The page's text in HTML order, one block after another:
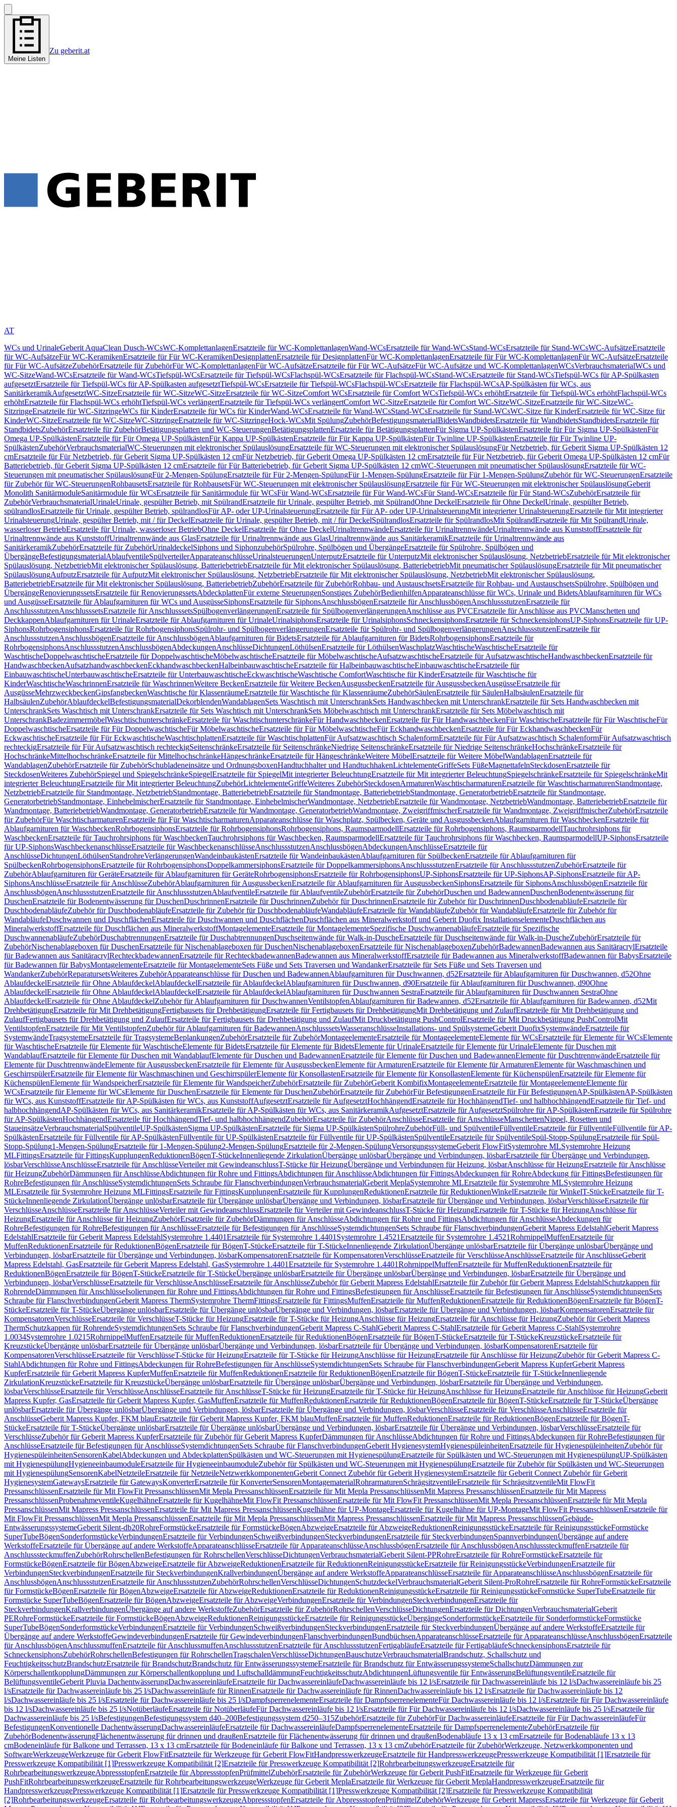
Meine Listen
Zu geberit.at
AT
WCs und UrinaleGeberit AquaClean Dusch-WCsWC-KomplettanlagenErsatzteile für WC-KomplettanlagenWand-WCsErsatzteile für Wand-WCsStand-WCsErsatzteile für Stand-WCsWC-AufsätzeErsatzteile
für WC-AufsätzeFür WC-KeramikenErsatzteile für Für WC-KeramikenDesignplattenErsatzteile für DesignplattenFür WC-KomplettanlagenErsatzteile für Für WC-KomplettanlagenFür WC-AufsätzeErsatzteile
für Für WC-AufsätzeZubehörErsatzteile für ZubehörFür WC-KomplettanlagenFür WC-AufsätzeErsatzteile für Für WC-AufsätzeFür WC-Aufsätze und WC-KomplettanlagenWCsVerbrauchsmaterialWCs und
WC-SitzeWand-WCsErsatzteile für Wand-WCsTiefspül-WCsErsatzteile für Tiefspül-WCsFlachspül-WCsErsatzteile für Flachspül-WCsStand-WCsErsatzteile für Stand-WCsTiefspül-WCs für AP-Spülkasten
aufgesetztErsatzteile für Tiefspül-WCs für AP-Spülkasten aufgesetztTiefspül-WCsErsatzteile für Tiefspül-WCsFlachspül-WCsErsatzteile für Flachspül-WCsAP-Spülkästen für WCs, aus
SanitärkeramikAufgesetztWC-SitzeErsatzteile für WC-SitzeWC-SitzeErsatzteile für WC-SitzeComfort WCsErsatzteile für Comfort WCsTiefspül-WCs erhöhtErsatzteile für Tiefspül-WCs erhöhtFlachspül-WCs
erhöhtErsatzteile für Flachspül-WCs erhöhtTiefspül-WCs verlängertErsatzteile für Tiefspül-WCs verlängertComfort WC-SitzeErsatzteile für Comfort WC-SitzeWC-SitzeErsatzteile für WC-SitzeWC-
SitzringeErsatzteile für WC-SitzringeWCs für KinderErsatzteile für WCs für KinderWand-WCsErsatzteile für Wand-WCsStand-WCsErsatzteile für Stand-WCsWC-Sitze für KinderErsatzteile für WC-Sitze für
KinderWC-SitzeErsatzteile für WC-SitzeWC-SitzringeErsatzteile für WC-SitzringeHock-WCsMit SpülungZubehörBefestigungsmaterialBidetsWandbidetsErsatzteile für WandbidetsStandbidetsErsatzteile für
StandbidetsZubehörErsatzteile für ZubehörBetätigungsplatten und WC-SteuerungenBetätigungsplattenErsatzteile für BetätigungsplattenFür Sigma UP-SpülkästenErsatzteile für Für Sigma UP-SpülkästenFür
Omega UP-SpülkästenErsatzteile für Für Omega UP-SpülkästenFür Kappa UP-SpülkästenErsatzteile für Für Kappa UP-SpülkästenFür Twinline UP-SpülkästenErsatzteile für Für Twinline UP-
SpülkästenZubehörVerbrauchsmaterialWC-Steuerungen mit elektronischer SpülauslösungErsatzteile für WC-Steuerungen mit elektronischer SpülauslösungFür Netzbetrieb, für Geberit Sigma UP-Spülkästen 12
cmErsatzteile für Für Netzbetrieb, für Geberit Sigma UP-Spülkästen 12 cmFür Netzbetrieb, für Geberit Omega UP-Spülkästen 12 cmErsatzteile für Für Netzbetrieb, für Geberit Omega UP-Spülkästen 12 cmFür
Batteriebetrieb, für Geberit Sigma UP-Spülkästen 12 cmErsatzteile für Für Batteriebetrieb, für Geberit Sigma UP-Spülkästen 12 cmWC-Steuerungen mit pneumatischer SpülauslösungErsatzteile für WC-
Steuerungen mit pneumatischer SpülauslösungFür 2-Mengen-SpülungErsatzteile für Für 2-Mengen-SpülungFür 1-Mengen-SpülungErsatzteile für Für 1-Mengen-SpülungZubehör für WC-SteuerungenErsatzteile
für Zubehör für WC-SteuerungenRohbausetsErsatzteile für RohbausetsFür WC-Steuerungen mit elektronischer SpülauslösungErsatzteile für Für WC-Steuerungen mit elektronischer SpülauslösungGeberit
Monolith SanitärmoduleSanitärmodule für WCsErsatzteile für Sanitärmodule für WCsFür Wand-WCsErsatzteile für Für Wand-WCsFür Stand-WCsErsatzteile für Für Stand-WCsZubehörErsatzteile für
ZubehörVerbrauchsmaterialUrinaleUrinale, gespülter Betrieb, mit SpülrandErsatzteile für Urinale, gespülter Betrieb, mit SpülrandOhne DeckelErsatzteile für Ohne DeckelUrinale, gespülter Betrieb,
spülrandlosErsatzteile für Urinale, gespülter Betrieb, spülrandlosFür AP- oder UP-UrinalsteuerungErsatzteile für Für AP- oder UP-UrinalsteuerungMit integrierter UrinalsteuerungErsatzteile für Mit integrierter
UrinalsteuerungUrinale, gespülter Betrieb, mit / für DeckelErsatzteile für Urinale, gespülter Betrieb, mit / für DeckelSpülrandlosErsatzteile für SpülrandlosMit SpülrandErsatzteile für Mit SpülrandUrinale,
wasserloser BetriebErsatzteile für Urinale, wasserloser BetriebOhne DeckelErsatzteile für Ohne DeckelUrinaltrennwändeErsatzteile für UrinaltrennwändeUrinaltrennwände aus KunststoffErsatzteile für
Urinaltrennwände aus KunststoffUrinaltrennwände aus GlasErsatzteile für Urinaltrennwände aus GlasUrinaltrennwände aus SanitärkeramikErsatzteile für Urinaltrennwände aus
SanitärkeramikZubehörErsatzteile für ZubehörUrinaldeckelSiphons und SiphonzubehörSpülrohre, Spülbögen und ÜbergängeErsatzteile für Spülrohre, Spülbögen und
ÜbergängeBefestigungsmaterialAblaufventileSpülverteilerApparateanschlüsseUrinalsteuerungenUnterputzErsatzteile für UnterputzMit elektronischer Spülauslösung, NetzbetriebErsatzteile für Mit elektronischer
Spülauslösung, NetzbetriebMit elektronischer Spülauslösung, BatteriebetriebErsatzteile für Mit elektronischer Spülauslösung, BatteriebetriebMit pneumatischer SpülauslösungErsatzteile für Mit pneumatischer
SpülauslösungAufputzErsatzteile für AufputzMit elektronischer Spülauslösung, NetzbetriebErsatzteile für Mit elektronischer Spülauslösung, NetzbetriebMit elektronischer Spülauslösung,
BatteriebetriebErsatzteile für Mit elektronischer Spülauslösung, BatteriebetriebZubehörErsatzteile für ZubehörRohbau- und AustauschsetsErsatzteile für Rohbau- und AustauschsetsSpülrohre, Spülbögen und
ÜbergängeRenovierungssetsErsatzteile für RenovierungssetsAbdeckplattenFür externe SteuerungenSonstiges ZubehörBedienhilfenApparateanschlüsse für WCs, Urinale und BidetsAblaufgarnituren für WCs
und AusgüsseErsatzteile für Ablaufgarnituren für WCs und AusgüsseSiphonsErsatzteile für SiphonsAnschlussbögenErsatzteile für AnschlussbögenAnschlussstutzenErsatzteile für
AnschlussstutzenAnschlusssetsErsatzteile für AnschlusssetsSpülbogenverlängerungenErsatzteile für SpülbogenverlängerungenAnschlüsse aus PVCErsatzteile für Anschlüsse aus PVCManschetten und
DeckkappenAblaufgarnituren für UrinaleErsatzteile für Ablaufgarnituren für UrinaleUrinalsiphonsErsatzteile für UrinalsiphonsSchneckensiphonsErsatzteile für SchneckensiphonsUP-SiphonsErsatzteile für UP-
SiphonsRohrbogensiphonsErsatzteile für RohrbogensiphonsSpülrohr- und SpülbogenverlängerungenErsatzteile für Spülrohr- und SpülbogenverlängerungenAnschlussstutzenErsatzteile für
AnschlussstutzenAnschlussbögenErsatzteile für AnschlussbögenAblaufgarnituren für BidetsErsatzteile für Ablaufgarnituren für BidetsRohrbogensiphonsErsatzteile für
RohrbogensiphonsAnschlussstutzenAnschlussbögenAbdeckungenAnschlüsseDichtungenLöthülsenErsatzteile für LöthülsenWaschplatzWaschtischeWaschtischeErsatzteile für
WaschtischeDoppelwaschtischeErsatzteile für DoppelwaschtischeMöbelwaschtischeErsatzteile für MöbelwaschtischeAufsatzwaschtischeErsatzteile für AufsatzwaschtischeHandwaschbeckenErsatzteile für
HandwaschbeckenAufsatzhandwaschbeckenEckhandwaschbeckenHalbeinbauwaschtischeErsatzteile für HalbeinbauwaschtischeEinbauwaschtischeErsatzteile für
EinbauwaschtischeUnterbauwaschtischeErsatzteile für UnterbauwaschtischeEckwaschtischeWaschtische ComfortWaschtische für KinderErsatzteile für Waschtische für
KinderWaschtischeWaschrinnenErsatzteile für WaschrinnenWeitere BeckenErsatzteile für Weitere BeckenAusgussbeckenErsatzteile für AusgussbeckenAusgüsseErsatzteile für
AusgüsseMehrzweckbeckenGipsfangbeckenWaschtische für KlassenräumeErsatzteile für Waschtische für KlassenräumeZubehörSäulenErsatzteile für SäulenHalbsäulenErsatzteile für
HalbsäulenZubehörAblaufdeckelBefestigungsmaterialDekorblendenWandablagenSets Waschtisch mit UnterschrankSets Handwaschbecken mit UnterschrankErsatzteile für Sets Handwaschbecken mit
UnterschrankSets Waschtisch mit UnterschrankErsatzteile für Sets Waschtisch mit UnterschrankSets Möbelwaschtisch mit UnterschrankErsatzteile für Sets Möbelwaschtisch mit
UnterschrankBadezimmermöbelWaschtischunterschränkeErsatzteile für WaschtischunterschränkeFür HandwaschbeckenErsatzteile für Für HandwaschbeckenFür WaschtischeErsatzteile für Für WaschtischeFür
DoppelwaschtischeErsatzteile für Für DoppelwaschtischeFür MöbelwaschtischeErsatzteile für Für MöbelwaschtischeFür EckhandwaschbeckenErsatzteile für Für EckhandwaschbeckenFür
EckwaschtischeErsatzteile für Für EckwaschtischeWaschtischplattenErsatzteile für WaschtischplattenFür Aufsatzwaschtisch SchalenformErsatzteile für Für Aufsatzwaschtisch SchalenformFür Aufsatzwaschtisch
rechteckigErsatzteile für Für Aufsatzwaschtisch rechteckigSeitenschränkeErsatzteile für SeitenschränkeNiedrige SeitenschränkeErsatzteile für Niedrige SeitenschränkeHochschränkeErsatzteile für
HochschränkeMittelhochschränkeErsatzteile für MittelhochschränkeHängeschränkeErsatzteile für HängeschränkeWeitere MöbelErsatzteile für Weitere MöbelWandablagenErsatzteile für
WandablagenZubehörErsatzteile für ZubehörSchubladeneinsätze und OrdnungsboxenHandtuchhalter und HandtuchhakenLichtelementeGriffeSets FüßeMagnettafelnSteckdosenErsatzteile für
SteckdosenWeiteres ZubehörSpiegel und SpiegelschränkeSpiegelErsatzteile für SpiegelMit integrierter BeleuchtungErsatzteile für Mit integrierter BeleuchtungSpiegelschränkeErsatzteile für SpiegelschränkeMit
integrierter BeleuchtungErsatzteile für Mit integrierter BeleuchtungZubehörLichtelementeGriffeWeiteres ZubehörSteckdosenArmaturenWaschtischarmaturenErsatzteile für WaschtischarmaturenStandmontage,
NetzbetriebErsatzteile für Standmontage, NetzbetriebStandmontage, BatteriebetriebErsatzteile für Standmontage, BatteriebetriebStandmontage, GeneratorbetriebErsatzteile für Standmontage,
GeneratorbetriebStandmontage, EinhebelmischerErsatzteile für Standmontage, EinhebelmischerWandmontage, NetzbetriebErsatzteile für Wandmontage, NetzbetriebWandmontage, BatteriebetriebErsatzteile für
Wandmontage, BatteriebetriebWandmontage, GeneratorbetriebErsatzteile für Wandmontage, GeneratorbetriebWandmontage, ZweigriffmischerErsatzteile für Wandmontage, ZweigriffmischerZubehörErsatzteile
für ZubehörFür WaschtischarmaturenErsatzteile für Für WaschtischarmaturenApparateanschlüsse für Waschplatz, Spülbecken, Geräte und AusgussbeckenAblaufgarnituren für WaschbeckenErsatzteile für
Ablaufgarnituren für WaschbeckenRohrbogensiphonsErsatzteile für RohrbogensiphonsRohrbogensiphons, RaumsparmodellErsatzteile für Rohrbogensiphons, RaumsparmodellTauchrohrsiphons für
WaschbeckenErsatzteile für Tauchrohrsiphons für WaschbeckenTauchrohrsiphons für Waschbecken, RaumsparmodellErsatzteile für Tauchrohrsiphons für Waschbecken, RaumsparmodellUP-SiphonsErsatzteile
für UP-SiphonsWaschbeckenanschlüsseErsatzteile für WaschbeckenanschlüsseAnschlussstutzenAnschlussbögenAbdeckungenAnschlüsseErsatzteile für
AnschlüsseDichtungenLöthülsenStandrohreVerlängerungenWandeinbaukästenErsatzteile für WandeinbaukästenAblaufgarnituren für SpülbeckenErsatzteile für Ablaufgarnituren für
SpülbeckenRohrbogensiphonsErsatzteile für RohrbogensiphonsDoppelkammersiphonsErsatzteile für DoppelkammersiphonsAnschlussstutzenErsatzteile für AnschlussstutzenZubehörErsatzteile für
ZubehörAblaufgarnituren für GeräteErsatzteile für Ablaufgarnituren für GeräteRohrbogensiphonsErsatzteile für RohrbogensiphonsUP-SiphonsErsatzteile für UP-SiphonsAP-SiphonsErsatzteile für AP-
SiphonsAnschlüsseErsatzteile für AnschlüsseZubehörAblaufgarnituren für AusgussbeckenErsatzteile für Ablaufgarnituren für AusgussbeckenSiphonsErsatzteile für SiphonsAnschlussbögenErsatzteile für
AnschlussbögenAnschlussstutzenErsatzteile für AnschlussstutzenAblaufventileErsatzteile für AblaufventileZubehörErsatzteile für ZubehörDuschen und BadewannenDuschenBodenentwässerung für
DuschenErsatzteile für Bodenentwässerung für DuschenDuschrinnenErsatzteile für DuschrinnenZubehör für DuschrinnenErsatzteile für Zubehör für DuschrinnenDuschbodenabläufeErsatzteile für
DuschbodenabläufeZubehör für DuschbodenabläufeErsatzteile für Zubehör für DuschbodenabläufeWandabläufeErsatzteile für WandabläufeZubehör für WandabläufeErsatzteile für Zubehör für
WandabläufeDuschwannen und DuschflächenErsatzteile für Duschwannen und DuschflächenDuschflächen aus Mineralwerkstoff und Geberit Duofix InstallationselementeDuschflächen aus
MineralwerkstoffErsatzteile für Duschflächen aus MineralwerkstoffMontagelementeErsatzteile für MontagelementeSpezifische DuschwannenabläufeErsatzteile für Spezifische
DuschwannenabläufeZubehörDuschabtrennungenErsatzteile für DuschabtrennungenDuschseitenwände für Walk-in-DuscheErsatzteile für Duschseitenwände für Walk-in-DuscheZubehörErsatzteile für
ZubehörNischenablageboxen für DuschenErsatzteile für Nischenablageboxen für DuschenNischenablageboxenErsatzteile für NischenablageboxenZubehörBadewannenBadewannen aus SanitäracrylErsatzteile
für Badewannen aus SanitäracrylRechteckbadewannenErsatzteile für RechteckbadewannenBadewannen aus MineralwerkstoffErsatzteile für Badewannen aus MineralwerkstoffBadewannen für BabysErsatzteile
für Badewannen für BabysMontagelementeErsatzteile für MontagelementeSets Füße und Sets Traversen und WandankerErsatzteile für Sets Füße und Sets Traversen und
WandankerZubehörReparatursetsWeiteres ZubehörApparateanschlüsse für Duschen und BadewannenAblaufgarnituren für Duschwannen, d52Ersatzteile für Ablaufgarnituren für Duschwannen, d52Ohne
AblaufdeckelErsatzteile für Ohne AblaufdeckelAblaufdeckelErsatzteile für AblaufdeckelAblaufgarnituren für Duschwannen, d90Ersatzteile für Ablaufgarnituren für Duschwannen, d90Ohne
AblaufdeckelErsatzteile für Ohne AblaufdeckelAblaufdeckelErsatzteile für AblaufdeckelAblaufgarnituren für Duschwannen SestraErsatzteile für Ablaufgarnituren für Duschwannen SestraOhne
AblaufdeckelErsatzteile für Ohne AblaufdeckelZubehör für Ablaufgarnituren für DuschwannenVentilstopfenAblaufgarnituren für Badewannen, d52Ersatzteile für Ablaufgarnituren für Badewannen, d52Mit
DrehbetätigungErsatzteile für Mit DrehbetätigungFertigbausets für DrehbetätigungErsatzteile für Fertigbausets für DrehbetätigungMit Drehbetätigung und ZulaufErsatzteile für Mit Drehbetätigung und
ZulaufFertigbausets für Drehbetätigung und ZulaufErsatzteile für Fertigbausets für Drehbetätigung und ZulaufMit Druckbetätigung PushControlErsatzteile für Mit Druckbetätigung PushControlMit
VentilstopfenErsatzteile für Mit VentilstopfenZubehör für Ablaufgarnituren für BadewannenAnschlusssetsWasseranschlüsseInstallations- und SpülsystemeGeberit DuofixSystemwändeErsatzteile für
SystemwändeTragsystemeErsatzteile für TragsystemeBeplankungenZubehörErsatzteile für ZubehörMontageelementeErsatzteile für MontageelementeElemente für WCsErsatzteile für Elemente für WCsElemente
für WaschtischeErsatzteile für Elemente für WaschtischeElemente für BidetsErsatzteile für Elemente für BidetsElemente für UrinaleErsatzteile für Elemente für UrinaleElemente für Duschen mit
WandablaufErsatzteile für Elemente für Duschen mit WandablaufElemente für Duschen und BadewannenErsatzteile für Elemente für Duschen und BadewannenElemente für DuschtrennwändeErsatzteile für
Elemente für DuschtrennwändeElemente für AusgussbeckenErsatzteile für Elemente für AusgussbeckenElemente für ArmaturenErsatzteile für Elemente für ArmaturenElemente für Waschmaschinen und
GeschirrspülerErsatzteile für Elemente für Waschmaschinen und GeschirrspülerElemente für KonsollastenErsatzteile für Elemente für KonsollastenElemente für KüchenspülenErsatzteile für Elemente für
KüchenspülenElemente für WandspeicherErsatzteile für Elemente für WandspeicherZubehörErsatzteile für ZubehörGeberit KombifixMontageelementeErsatzteile für MontageelementeElemente für
WCsErsatzteile für Elemente für WCsElemente für DuschenErsatzteile für Elemente für DuschenZubehörErsatzteile für ZubehörFür BefestigungenErsatzteile für Für BefestigungenAP-SpülkästenAP-Spülkästen
für WCs, aus KunststoffErsatzteile für AP-Spülkästen für WCs, aus KunststoffAufgesetztErsatzteile für AufgesetztHochhängendErsatzteile für HochhängendTief- und halbhochhängendErsatzteile für Tief- und
halbhochhängendAP-Spülkästen für WCs, aus SanitärkeramikErsatzteile für AP-Spülkästen für WCs, aus SanitärkeramikAufgesetztErsatzteile für AufgesetztSpülrohre für AP-SpülkästenErsatzteile für Spülrohre
für AP-SpülkästenHochhängendErsatzteile für HochhängendTief- und halbhochhängendZubehörErsatzteile für ZubehörAnschlüsseErsatzteile für AnschlüsseManschettenNippel, Rosetten und
StaueinsätzeVerbrauchsmaterialSpülventileUP-SpülkästenSigma UP-SpülkästenErsatzteile für Sigma UP-SpülkästenSpülrohreZubehörFüll- und SpülventileFüllventileErsatzteile für FüllventileFüllventile für AP-
SpülkästenErsatzteile für Füllventile für AP-SpülkästenFüllventile für UP-SpülkästenErsatzteile für Füllventile für UP-SpülkästenSpülventileErsatzteile für SpülventileSpül-Stopp-SpülungErsatzteile für Spül-
Stopp-Spülung1-Mengen-SpülungErsatzteile für 1-Mengen-Spülung2-Mengen-SpülungErsatzteile für 2-Mengen-SpülungVersorgungssystemeGeberit FlowFitSystemrohre MLSystemrohre Heizung
MLFittingsErsatzteile für FittingsKupplungenReduktionenBögenT-StückeInnenliegende ZirkulationÜbergänge unlösbarÜbergänge und Verbindungen, lösbarErsatzteile für Übergänge und Verbindungen,
lösbarVerschlüsseAnschlüsseErsatzteile für AnschlüsseVerteiler mit GewindeanschlussT-Stücke für HeizungÜbergänge und Verbindungen für Heizung, lösbarAnschlüsse für HeizungErsatzteile für Anschlüsse
für HeizungZubehörDämmungen für AnschlüsseAbdichtungen für Rohre und FittingsAbdichtungen für AnschlüsseAbdichtungen für FittingsAbdeckungen für RohreAbdeckung für FittingsBefestigungen für
RohreBefestigungen für AnschlüsseSystemdichtungenSets Schraube für FlanschverbindungenVerbrauchsmaterialGeberit MeplaSystemrohre MLErsatzteile für Systemrohre MLSystemrohre Heizung
MLErsatzteile für Systemrohre Heizung MLFittingsErsatzteile für FittingsKupplungenErsatzteile für KupplungenReduktionenErsatzteile für ReduktionenWinkelErsatzteile für WinkelT-StückeErsatzteile für T-
StückeInnenliegende ZirkulationÜbergänge unlösbarErsatzteile für Übergänge unlösbarÜbergänge und Verbindungen, lösbarErsatzteile für Übergänge und Verbindungen, lösbarVerschlüsseErsatzteile für
VerschlüsseAnschlüsseErsatzteile für AnschlüsseVerteiler mit GewindeanschlussErsatzteile für Verteiler mit GewindeanschlussT-Stücke für HeizungErsatzteile für T-Stücke für HeizungAnschlüsse für
HeizungErsatzteile für Anschlüsse für HeizungZubehörErsatzteile für ZubehörDämmungen für AnschlüsseAbdichtungen für Rohre und FittingsAbdichtungen für AnschlüsseAbdeckungen für
RohreBefestigungen für RohreBefestigungen für AnschlüsseErsatzteile für Befestigungen für AnschlüsseSystemdichtungenSets Schraube für FlanschverbindungenGeberit Mapress EdelstahlGeberit Mapress
EdelstahlErsatzteile für Geberit Mapress EdelstahlSystemrohre 1.4401Ersatzteile für Systemrohre 1.4401 Systemrohre 1.4521Ersatzteile für Systemrohre 1.4521RohrnippelMuffenErsatzteile für
MuffenReduktionenErsatzteile für ReduktionenBögenErsatzteile für BögenT-StückeErsatzteile für T-StückeInnenliegende ZirkulationÜbergänge unlösbarErsatzteile für Übergänge unlösbarÜbergänge und
Verbindungen, lösbarErsatzteile für Übergänge und Verbindungen, lösbarKompensatorenErsatzteile für KompensatorenVerschlüsseErsatzteile für VerschlüsseAnschlüsseErsatzteile für AnschlüsseGeberit
Mapress Edelstahl, GasErsatzteile für Geberit Mapress Edelstahl, GasSystemrohre 1.4401Ersatzteile für Systemrohre 1.4401RohrnippelMuffenErsatzteile für MuffenReduktionenErsatzteile für
ReduktionenBögenErsatzteile für BögenT-StückeErsatzteile für T-StückeÜbergänge unlösbarErsatzteile für Übergänge unlösbarÜbergänge und Verbindungen, lösbarErsatzteile für Übergänge und
Verbindungen, lösbarVerschlüsseErsatzteile für VerschlüsseAnschlüsseErsatzteile für AnschlüsseZubehör für Geberit Mapress EdelstahlErsatzteile für Zubehör für Geberit Mapress EdelstahlSchutzkappen für
RohrendeDämmungen für AnschlüsseIsolierungen für Rohre und FittingsAbdichtungen für Rohre und FittingsBefestigungen für AnschlüsseErsatzteile für Befestigungen für AnschlüsseSystemdichtungenSets
Schraube für FlanschverbindungenGeberit Mapress ThermSystemrohre ThermFittingsErsatzteile für FittingsMuffenErsatzteile für MuffenReduktionenErsatzteile für ReduktionenBögenErsatzteile für BögenT-
StückeErsatzteile für T-StückeÜbergänge unlösbarErsatzteile für Übergänge unlösbarÜbergänge und Verbindungen, lösbarErsatzteile für Übergänge und Verbindungen, lösbarKompensatorenErsatzteile für
KompensatorenVerschlüsseErsatzteile für VerschlüsseT-Stücke für HeizungErsatzteile für T-Stücke für HeizungAnschlüsse für HeizungErsatzteile für Anschlüsse für HeizungZubehör für Geberit Mapress
ThermSchutzkappen für RohrendeSystemdichtungenSets Schraube für FlanschverbindungenGeberit Mapress C-StahlGeberit Mapress C-StahlErsatzteile für Geberit Mapress C-StahlSystemrohre
1.0034Systemrohre 1.0215RohrnippelMuffenErsatzteile für MuffenReduktionenErsatzteile für ReduktionenBögenErsatzteile für BögenT-StückeErsatzteile für T-StückeKreuzstückeErsatzteile für
KreuzstückeÜbergänge unlösbarErsatzteile für Übergänge unlösbarÜbergänge und Verbindungen, lösbarErsatzteile für Übergänge und Verbindungen, lösbarKompensatorenErsatzteile für
KompensatorenVerschlüsseErsatzteile für VerschlüsseT-Stücke für HeizungErsatzteile für T-Stücke für HeizungAnschlüsse für HeizungErsatzteile für Anschlüsse für HeizungZubehör für Geberit Mapress C-
StahlAbdichtungen für Rohre und FittingsAbdeckungen für RohreBefestigungen für AnschlüsseSystemdichtungenSets Schraube für FlanschverbindungenGeberit Mapress KupferGeberit Mapress
KupferErsatzteile für Geberit Mapress KupferMuffenErsatzteile für MuffenReduktionenErsatzteile für ReduktionenBögenErsatzteile für BögenT-StückeErsatzteile für T-StückeInnenliegende
ZirkulationKreuzstückeErsatzteile für KreuzstückeÜbergänge unlösbarErsatzteile für Übergänge unlösbarÜbergänge und Verbindungen, lösbarErsatzteile für Übergänge und Verbindungen,
lösbarVerschlüsseErsatzteile für VerschlüsseAnschlüsseErsatzteile für AnschlüsseT-Stücke für HeizungErsatzteile für T-Stücke für HeizungAnschlüsse für HeizungErsatzteile für Anschlüsse für HeizungGeberit
Mapress Kupfer, GasErsatzteile für Geberit Mapress Kupfer, GasMuffenErsatzteile für MuffenReduktionenErsatzteile für ReduktionenBögenErsatzteile für BögenT-StückeErsatzteile für T-StückeÜbergänge
unlösbarErsatzteile für Übergänge unlösbarÜbergänge und Verbindungen, lösbarErsatzteile für Übergänge und Verbindungen, lösbarVerschlüsseErsatzteile für VerschlüsseAnschlüsseErsatzteile für
AnschlüsseGeberit Mapress Kupfer, FKM blauErsatzteile für Geberit Mapress Kupfer, FKM blauMuffenErsatzteile für MuffenReduktionenErsatzteile für ReduktionenBögenErsatzteile für BögenT-
StückeErsatzteile für T-StückeÜbergänge unlösbarErsatzteile für Übergänge unlösbarÜbergänge und Verbindungen, lösbarErsatzteile für Übergänge und Verbindungen, lösbarVerschlüsseErsatzteile für
VerschlüsseZubehör für Geberit Mapress KupferErsatzteile für Zubehör für Geberit Mapress KupferDämmungen für AnschlüsseAbdichtungen für Rohre und FittingsAbdeckungen für RohreBefestigungen für
AnschlüsseErsatzteile für Befestigungen für AnschlüsseSystemdichtungenSets Schraube für FlanschverbindungenGeberit HygienesystemHygienespüleinheitenErsatzteile für HygienespüleinheitenZubehör für
HygienespüleinheitenSensorenKabelAbdeckungen und AbdeckplattenSpülkästen und WC-Steuerungen mit HygienespülungErsatzteile für Spülkästen und WC-Steuerungen mit HygienespülungUP-Spülkästen
mit HygienespülungHygieneeinbaumoduleErsatzteile für HygieneeinbaumoduleZubehör für Spülkästen und WC-Steuerungen mit HygienespülungErsatzteile für Zubehör für Spülkästen und WC-Steuerungen
mit HygienespülungSensorenKabelNetzteileErsatzteile für NetzteileNetzwerkkomponentenGeberit Connect Zubehör für Geberit HygienesystemErsatzteile für Geberit Connect Zubehör für Geberit
HygienesystemGatewaysErsatzteile für GatewaysKonverterErsatzteile für KonverterSensorenMontagematerialRohrarmaturenSchrägsitzventileErsatzteile für SchrägsitzventileMit FlowFit
PressanschlüssenErsatzteile für Mit FlowFit PressanschlüssenMit Mepla PressanschlüssenErsatzteile für Mit Mepla PressanschlüssenMit Mapress PressanschlüssenErsatzteile für Mit Mapress
PressanschlüssenProbenahmeventileKugelhähneErsatzteile für KugelhähneMit FlowFit PressanschlüssenErsatzteile für Mit FlowFit PressanschlüssenMit Mepla PressanschlüssenErsatzteile für Mit Mepla
PressanschlüssenMit Mapress PressanschlüssenErsatzteile für Mit Mapress PressanschlüssenKugelhähne für UP-MontageErsatzteile für Kugelhähne für UP-MontageMit FlowFit PressanschlüssenErsatzteile für
Mit FlowFit PressanschlüssenMit Mepla PressanschlüssenErsatzteile für Mit Mepla PressanschlüssenMit Mapress PressanschlüssenErsatzteile für Mit Mapress PressanschlüssenGebäude-
EntwässerungssystemeGeberit Silent-db20RohreFormstückeErsatzteile für FormstückeBögenAbzweigeErsatzteile für AbzweigeReduktionenReinigungsstückeErsatzteile für ReinigungsstückeFormstücke
SuperTubeBögenSonderformstückeVerbindungenErsatzteile für VerbindungenSchweißverbindungenSteckverbindungenErsatzteile für SteckverbindungenSpannverbindungenÜbergänge auf andere
WerkstoffeErsatzteile für Übergänge auf andere WerkstoffeApparateanschlüsseErsatzteile für ApparateanschlüsseAnschlussbögenErsatzteile für AnschlussbögenAnschlusssteckmuffenErsatzteile für
AnschlusssteckmuffenZubehörRohrschellenBefestigungen für RohrschellenVerschlüsseDichtungenVerbrauchsmaterialGeberit Silent-PPRohreErsatzteile für RohreFormstückeErsatzteile für
FormstückeBögenErsatzteile für BögenAbzweigeErsatzteile für AbzweigeReduktionenErsatzteile für ReduktionenReinigungsstückeErsatzteile für ReinigungsstückeVerbindungenErsatzteile für
VerbindungenSteckverbindungenErsatzteile für SteckverbindungenKrallverbindungenÜbergänge auf andere WerkstoffeApparateanschlüsseErsatzteile für ApparateanschlüsseAnschlussbögenErsatzteile für
AnschlussbögenAnschlussstutzenErsatzteile für AnschlussstutzenZubehörRohrschellenVerschlüsseDichtungenSchutzdeckelVerbrauchsmaterialGeberit Silent-ProRohreErsatzteile für RohreFormstückeErsatzteile
für FormstückeBögenErsatzteile für BögenAbzweigeErsatzteile für AbzweigeReduktionenErsatzteile für ReduktionenReinigungsstückeErsatzteile für ReinigungsstückeFormstücke SuperTubeErsatzteile für
Formstücke SuperTubeBögenErsatzteile für BögenAbzweigeErsatzteile für AbzweigeVerbindungenErsatzteile für VerbindungenSteckverbindungenErsatzteile für
SteckverbindungenKrallverbindungenÜbergänge auf andere WerkstoffeZubehörErsatzteile für ZubehörRohrschellenVerschlüsseDichtungenErsatzteile für DichtungenVerbrauchsmaterialGeberit
PERohreFormstückeErsatzteile für FormstückeBögenAbzweigeReduktionenReinigungsstückeErsatzteile für ReinigungsstückeÜbergängeSonderformstückeErsatzteile für SonderformstückeFormstücke
SuperTubeBögenSonderformstückeVerbindungenErsatzteile für VerbindungenSchweißverbindungenSteckverbindungenErsatzteile für SteckverbindungenÜbergänge auf andere WerkstoffeErsatzteile für
Übergänge auf andere WerkstoffeGewindeverbindungenErsatzteile für GewindeverbindungenFlanschverbindungenBundbüchsenApparateanschlüsseErsatzteile für ApparateanschlüsseAnschlussbögenErsatzteile
für AnschlussbögenAnschlussmuffenErsatzteile für AnschlussmuffenAnschlussstutzenErsatzteile für AnschlussstutzenFertigabläufeErsatzteile für FertigabläufeSchneckensiphonsErsatzteile für
SchneckensiphonsZubehörRohrschellenBefestigungen für RohrschellenTragschalenVerschlüsseDichtungenBauschutzeVerbrauchsmaterialBrandschutz, Schallschutz und
FeuchtigkeitsschutzBrandschutzErsatzteile für BrandschutzBrandschutz für EntwässerungssystemeErsatzteile für Brandschutz für EntwässerungssystemeSchallschutzDämmungen zur
KörperschallentkopplungDämmungen zur Körperschallentkopplung und LuftschalldämmungFeuchtigkeitsschutzAbdichtungenLüftungsventile für EntwässerungBelüftungsventileErsatzteile für
BelüftungsventileGeberit Pluvia DachentwässerungDachwassereinläufeErsatzteile für DachwassereinläufeDachwassereinläufe bis 12 l/sErsatzteile für Dachwassereinläufe bis 12 l/sDachwassereinläufe bis 25
l/sErsatzteile für Dachwassereinläufe bis 25 l/sDachwassereinläufe für RinnenErsatzteile für Dachwassereinläufe für RinnenDachwassereinläufe bis 12 l/sErsatzteile für Dachwassereinläufe bis 12
l/sDachwassereinläufe bis 25 l/sErsatzteile für Dachwassereinläufe bis 25 l/sDampfsperrenelementeErsatzteile für DampfsperrenelementeFür Dachwassereinläufe bis 12 l/sErsatzteile für Für Dachwassereinläufe
bis 12 l/sDachwassereinläufe bis 25 l/sNotüberläufeErsatzteile für NotüberläufeFür Dachwassereinläufe bis 12 l/sErsatzteile für Für Dachwassereinläufe bis 12 l/sDachwassereinläufe bis 25 l/sErsatzteile für
Dachwassereinläufe bis 25 l/sBefestigungenBefestigungssystem d40–200Befestigungssystem d250–315ZubehörErsatzteile für ZubehörFür DachwassereinläufeErsatzteile für Für DachwassereinläufeFür
BefestigungenKonventionelle DachentwässerungDachwassereinläufeErsatzteile für DachwassereinläufeDampfsperrenelementeErsatzteile für DampfsperrenelementeZubehörErsatzteile für
ZubehörBodenentwässerungFlächenentwässerung für drinnen und draußenErsatzteile für Flächenentwässerung für drinnen und draußenBodenabläufe 13 x 13 cmErsatzteile für Bodenabläufe 13 x 13
cmBodeneinläufe für Balkone und Terrassen, 13 x 13 cmErsatzteile für Bodeneinläufe für Balkone und Terrassen, 13 x 13 cmZubehörErsatzteile für ZubehörWerkzeuge, Netzwerkkomponenten und
SoftwareWerkzeugeWerkzeuge für Geberit FlowFitErsatzteile für Werkzeuge für Geberit FlowFitHandpresswerkzeugeErsatzteile für HandpresswerkzeugePresswerkzeuge Kompatibilität [1]Ersatzteile für
Presswerkzeuge Kompatibilität [1]Presswerkzeuge Kompatibilität [2]Ersatzteile für Presswerkzeuge Kompatibilität [2]RohrbearbeitungswerkzeugeErsatzteile für
RohrbearbeitungswerkzeugeAbpressstopfenErsatzteile für AbpressstopfenPrüfmittelZubehörErsatzteile für ZubehörWerkzeuge für Geberit PushFitErsatzteile für Werkzeuge für Geberit
PushFitRohrbearbeitungswerkzeugeErsatzteile für RohrbearbeitungswerkzeugeWerkzeuge für Geberit MeplaErsatzteile für Werkzeuge für Geberit MeplaHandpresswerkzeugeErsatzteile für
HandpresswerkzeugePresswerkzeuge Kompatibilität [1]Ersatzteile für Presswerkzeuge Kompatibilität [1]Presswerkzeuge Kompatibilität [2]Ersatzteile für Presswerkzeuge Kompatibilität
[2]RohrbearbeitungswerkzeugeErsatzteile für RohrbearbeitungswerkzeugeAbpressstopfenErsatzteile für AbpressstopfenPrüfmittelZubehörWerkzeuge für Geberit MapressErsatzteile für Werkzeuge für Geberit